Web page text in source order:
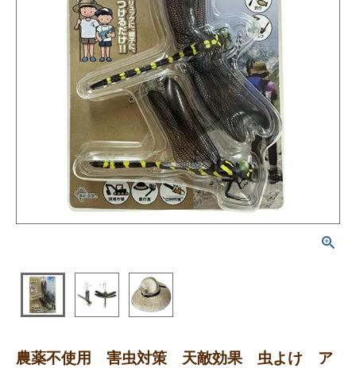
農薬不使用 害虫対策 天敵効果 虫よけ ア